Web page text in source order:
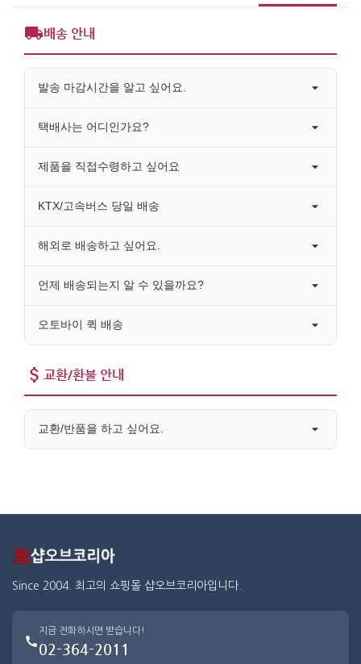
배송 안내
발송 마감시간을 알고 싶어요.
택배사는 어디인가요?
제품을 직접수령하고 싶어요
KTX/고속버스 당일 배송
해외로 배송하고 싶어요.
언제 배송되는지 알 수 있을까요?
오토바이 퀵 배송
교환/환불 안내
교환/반품을 하고 싶어요.
Since 2004. 최고의 쇼핑몰 샵오브코리아입니다.
지금 전화하시면 받습니다!
02-364-2011